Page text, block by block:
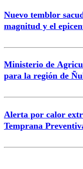
Nuevo temblor
magnitud y el
Ministerio de
para la región de
Alerta por calor
Temprana